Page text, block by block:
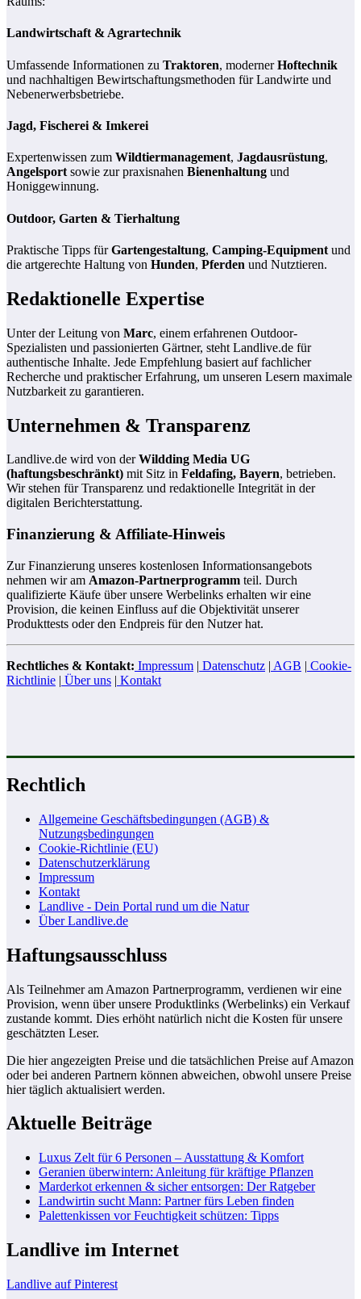
Landwirtschaft & Agrartechnik
Umfassende Informationen zu Traktoren, modernerHoftechnik
und nachhaltigen Bewirtschaftungsmethoden für Landwirte und
Nebenerwerbsbetriebe.
Jagd, Fischerei & Imkerei
Expertenwissen zum Wildtiermanagement, Jagdausrüstung,
Angelsport sowie zur praxisnahen Bienenhaltung und
Honiggewinnung.
Outdoor, Garten & Tierhaltung
Praktische Tipps fürGartengestaltung, Camping-Equipment und
die artgerechte Haltung von Hunden, Pferden und Nutztieren.
Redaktionelle Expertise
Unter der Leitung von Marc, einem erfahrenen Outdoor-
Spezialisten und passionierten Gärtner, steht Landlive.de für
authentische Inhalte. Jede Empfehlung basiert auf fachlicher
Recherche und praktischer Erfahrung, um unseren Lesern maximale
Nutzbarkeit zu garantieren.
Unternehmen & Transparenz
Landlive.de wird von derWildding Media UG
(haftungsbeschränkt) mit Sitz in Feldafing, Bayern, betrieben.
Wir stehen für Transparenz und redaktionelle Integrität in der
digitalen Berichterstattung.
Finanzierung & Affiliate-Hinweis
Zur Finanzierung unseres kostenlosen Informationsangebots
nehmen wir am Amazon-Partnerprogramm teil. Durch
qualifizierte Käufe über unsere Werbelinks erhalten wir eine
Provision, die keinen Einfluss auf die Objektivität unserer
Produkttests oder den Endpreis für den Nutzer hat.
Rechtliches & Kontakt: Impressum | Datenschutz | AGB | Cookie-
Richtlinie | Über uns | Kontakt
Rechtlich
Allgemeine Geschäftsbedingungen (AGB) &
Nutzungsbedingungen
Cookie-Richtlinie (EU)
Datenschutzerklärung
Impressum
Kontakt
Landlive - Dein Portal rund um die Natur
Über Landlive.de
Haftungsausschluss
Als Teilnehmer am Amazon Partnerprogramm, verdienen wir eine
Provision, wenn über unsere Produktlinks (Werbelinks) ein Verkauf
zustande kommt. Dies erhöht natürlich nicht die Kosten für unsere
geschätzten Leser.
Die hier angezeigten Preise und die tatsächlichen Preise auf Amazon
oder bei anderen Partnern können abweichen, obwohl unsere Preise
hier täglich aktualisiert werden.
Aktuelle Beiträge
Luxus Zelt für 6 Personen – Ausstattung & Komfort
Geranien überwintern: Anleitung für kräftige Pflanzen
Marderkot erkennen & sicher entsorgen: Der Ratgeber
Landwirtin sucht Mann: Partner fürs Leben finden
Palettenkissen vor Feuchtigkeit schützen: Tipps
Landlive im Internet
Landlive auf Pinterest